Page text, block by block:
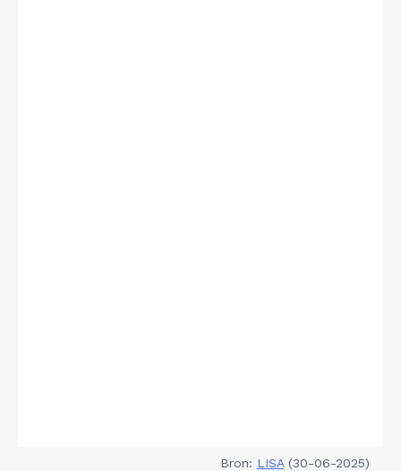
Bron: LISA(30-06-2025)